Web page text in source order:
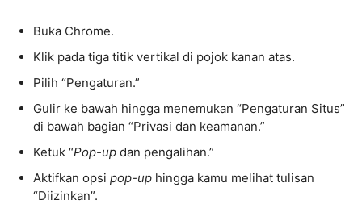
Buka Chrome.
Klik pada tiga titik vertikal di pojok kanan atas.
Pilih “Pengaturan.”
Gulir ke bawah hingga menemukan “Pengaturan Situs”
di bawah bagian “Privasi dan keamanan.”
Ketuk “Pop-up dan pengalihan.”
Aktifkan opsi pop-up hingga kamu melihat tulisan
“Diizinkan”.